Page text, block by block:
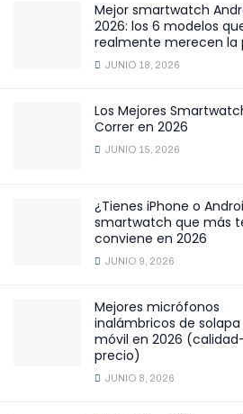
Mejor smartwatch
2026: los 6 modelos
realmente merecen la
JUNIO 18, 2026
Los Mejores
Correr en 2026
JUNIO 15, 2026
¿Tienes iPhone o
smartwatch que más
conviene en 2026
JUNIO 9, 2026
Mejores micrófonos
inalámbricos de solapa
móvil en 2026
precio)
JUNIO 8, 2026